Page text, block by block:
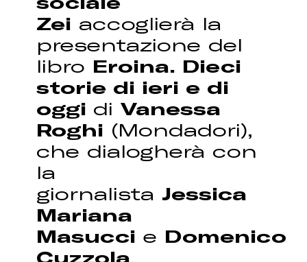
Zei accoglierà la
presentazione del
libro Eroina. Dieci
storie di ieri e di
oggi di Vanessa
Roghi (Mondadori),
che dialogherà con
la
giornalista Jessica
Mariana
Masucci e Domenico
Cuzzola,